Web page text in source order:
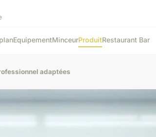
EquipementMinceurProduitRestaurant Bar
adaptées